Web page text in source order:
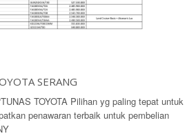
SERANG
TOYOTA Pilihan yg paling tepat untuk
penawaran terbaik untuk pembelian